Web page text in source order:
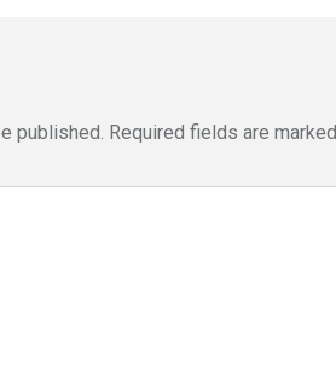
published. Required fields are marked